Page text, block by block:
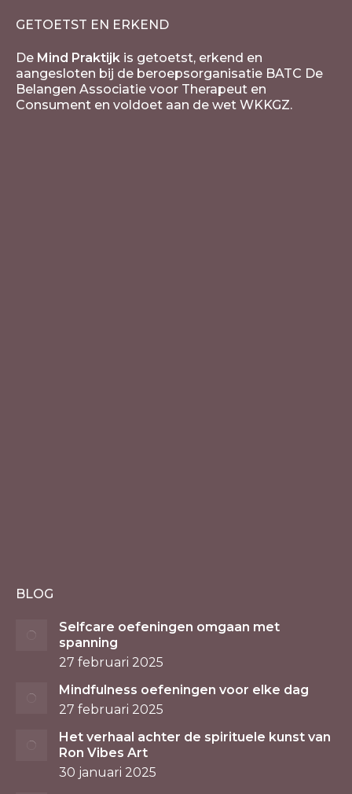
GETOETST EN ERKEND
De Mind Praktijk is getoetst, erkend en
aangesloten bij de beroepsorganisatie BATC De
Belangen Associatie voor Therapeut en
Consument en voldoet aan de wet WKKGZ.
BLOG
Selfcare oefeningen omgaan met
spanning
27 februari 2025
Mindfulness oefeningen voor elke dag
27 februari 2025
Het verhaal achter de spirituele kunst van
Ron Vibes Art
30 januari 2025